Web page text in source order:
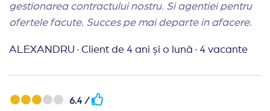
gestionarea contractului nostru. Si agentiei pentru
ofertele facute. Succes pe mai departe in afacere.
ALEXANDRU · Client de 4 ani și o lună · 4 vacante
6.4 /